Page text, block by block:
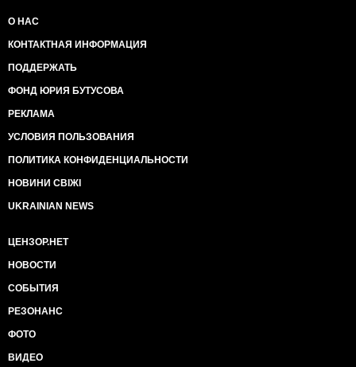
О НАС
КОНТАКТНАЯ ИНФОРМАЦИЯ
ПОДДЕРЖАТЬ
ФОНД ЮРИЯ БУТУСОВА
РЕКЛАМА
УСЛОВИЯ ПОЛЬЗОВАНИЯ
ПОЛИТИКА КОНФИДЕНЦИАЛЬНОСТИ
НОВИНИ СВІЖІ
UKRAINIAN NEWS
ЦЕНЗОР.НЕТ
НОВОСТИ
СОБЫТИЯ
РЕЗОНАНС
ФОТО
ВИДЕО